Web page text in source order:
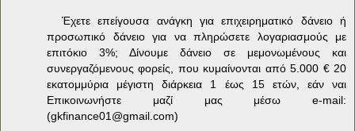
Έχετε επείγουσα ανάγκη για επιχειρηματικό δάνειο ή
προσωπικό δάνειο για να πληρώσετε λογαριασμούς με
επιτόκιο 3%; Δίνουμε δάνειο σε μεμονωμένους και
συνεργαζόμενους φορείς, που κυμαίνονται από 5.000 € 20
εκατομμύρια μέγιστη διάρκεια 1 έως 15 ετών, εάν ναι
Επικοινωνήστε μαζί μας μέσω e-mail:
(gkfinance01@gmail.com)